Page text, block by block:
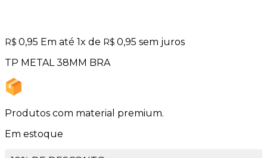
R$ 0,95 Em até 1x de R$ 0,95 sem juros
TP METAL 38MM BRA
Produtos com material premium.
Em estoque